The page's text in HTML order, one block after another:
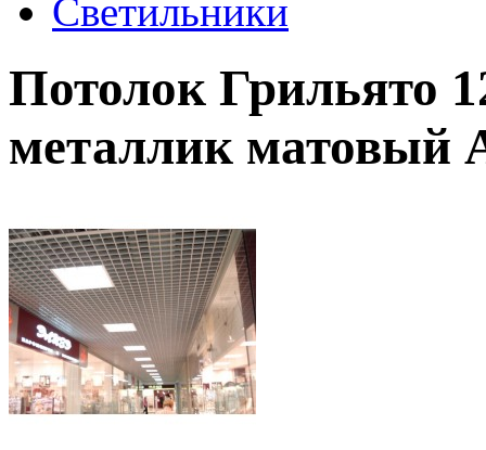
Светильники
Потолок Грильято
металлик матовый